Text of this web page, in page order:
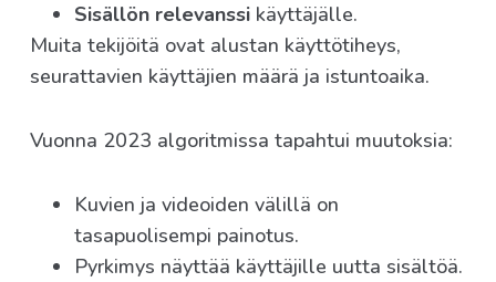
Sisällön relevanssi käyttäjälle.
Muita tekijöitä ovat alustan käyttötiheys,
seurattavien käyttäjien määrä ja istuntoaika.
Vuonna 2023 algoritmissa tapahtui muutoksia:
Kuvien ja videoiden välillä on
tasapuolisempi painotus.
Pyrkimys näyttää käyttäjille uutta sisältöä.